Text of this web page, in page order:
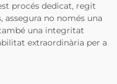
procés dedicat, regit
no només una
una integritat
extraordinària per a